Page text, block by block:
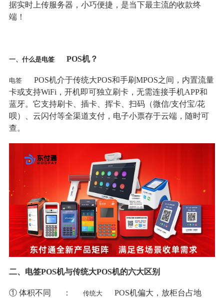
据实时上传服务器，小巧便捷，是当下最主流的收款终
端！
一、什么是电签 POS机？
电签
POS机介于传统大POS和手刷MPOS之间，内置流量
卡或支持WiFi，开机即可独立刷卡，无需连接手机APP和
蓝牙。它支持刷卡、插卡、挥卡、扫码（微信/支付宝/花
呗）、云闪付等全渠道支付，电子小票存于云端，随时可
查。
二、电签POS机与传统大POS机的六大区别
① 体积不同 ： 传统大
POS机偏大，放柜台占地